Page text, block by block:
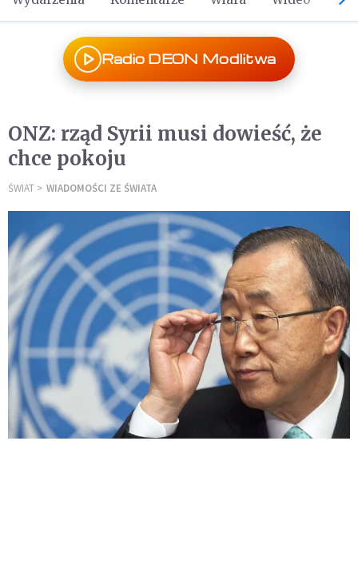
Radio DEON Modlitwa
ONZ: rząd Syrii musi dowieść, że
chce pokoju
ŚWIAT WIADOMOŚCI ZE ŚWIATA